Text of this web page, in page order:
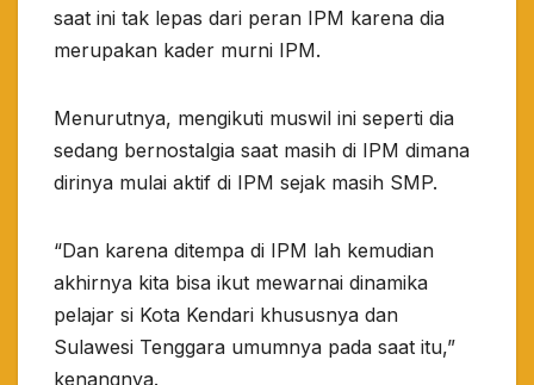
saat ini tak lepas dari peran IPM karena dia
merupakan kader murni IPM.
Menurutnya, mengikuti muswil ini seperti dia
sedang bernostalgia saat masih di IPM dimana
dirinya mulai aktif di IPM sejak masih SMP.
“Dan karena ditempa di IPM lah kemudian
akhirnya kita bisa ikut mewarnai dinamika
pelajar si Kota Kendari khususnya dan
Sulawesi Tenggara umumnya pada saat itu,”
kenangnya.